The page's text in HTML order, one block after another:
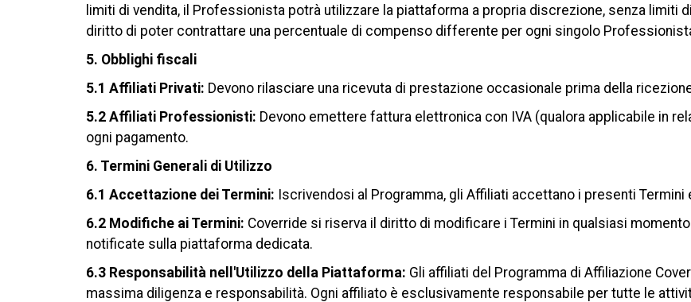
limiti di vendita, il Professionista potrà utilizzare la piattaforma a propria discrezione, senza limiti
diritto di poter contrattare una percentuale di compenso differente per ogni singolo
5. Obblighi fiscali
5.1 Affiliati Privati: Devono rilasciare una ricevuta di prestazione occasionale prima della
5.2 Affiliati Professionisti: Devono emettere fattura elettronica con IVA (qualora applicabile in
ogni pagamento.
6. Termini Generali di Utilizzo
6.1 Accettazione dei Termini: Iscrivendosi al Programma, gli Affiliati accettano i presenti Termini
6.2 Modifiche ai Termini: Coverride si riserva il diritto di modificare i Termini in qualsiasi
notificate sulla piattaforma dedicata.
6.3 Responsabilità nell'Utilizzo della Piattaforma: Gli affiliati del Programma di Affiliazione
massima diligenza e responsabilità. Ogni affiliato è esclusivamente responsabile per tutte le